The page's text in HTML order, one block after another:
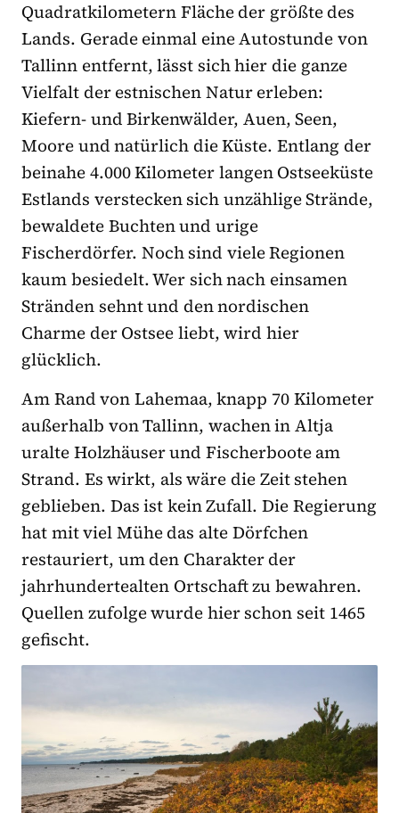
Quadratkilometern Fläche der größte des
Lands. Gerade einmal eine Autostunde von
Tallinn entfernt, lässt sich hier die ganze
Vielfalt der estnischen Natur erleben:
Kiefern- und Birkenwälder, Auen, Seen,
Moore und natürlich die Küste. Entlang der
beinahe 4.000 Kilometer langen Ostseeküste
Estlands verstecken sich unzählige Strände,
bewaldete Buchten und urige
Fischerdörfer. Noch sind viele Regionen
kaum besiedelt. Wer sich nach einsamen
Stränden sehnt und den nordischen
Charme der Ostsee liebt, wird hier
glücklich.
Am Rand von Lahemaa, knapp 70 Kilometer
außerhalb von Tallinn, wachen in Altja
uralte Holzhäuser und Fischerboote am
Strand. Es wirkt, als wäre die Zeit stehen
geblieben. Das ist kein Zufall. Die Regierung
hat mit viel Mühe das alte Dörfchen
restauriert, um den Charakter der
jahrhundertealten Ortschaft zu bewahren.
Quellen zufolge wurde hier schon seit 1465
gefischt.